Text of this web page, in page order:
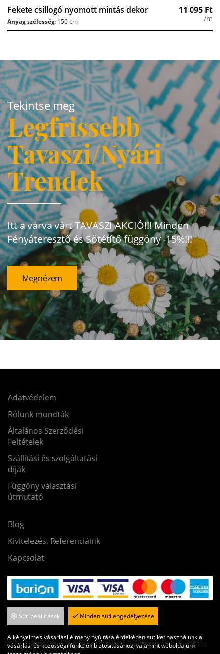
Fekete csillogó nyomott mintás dekor 11 095 Ft
/m
Anyag szélesség: 150 cm
Tekintse meg
Legfrissebb
Tavaszi/Nyári
Trendek
Itt a várva várt TAVASZI AKCIÓ!!! Minden
Fényáteresztő és Sötétítő függöny -15%!!!
Megnézem
Adatvédelem
Rólunk mondták
Általános Szerződési
Feltételek
Szállítási és szolgáltatási
díjak
Függöny választási
útmutató
Blog
Kivitelezés, Referenciáink
Kapcsolat
© 2020 Minden jog fenntartva. www.tervezzotthont.hu
Süti beállítások Minden süti engedélyezése
A kényelmes vásárlási élmény nyújtása érdekében sütiket használunk a
vásárlási és közösségi funkciók biztosításához, valamint weboldalunk